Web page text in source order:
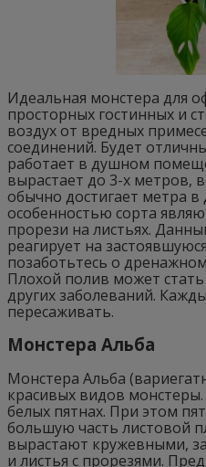
Идеальная монстера для
просторных гостинных и
воздух от вредных
соединений. Будет
работает в душном
вырастает до 3-х метров,
обычно достигает метра в
особенностью сорта
прорези на листьях.
реагирует на
позаботьтесь о
Плохой полив может
других заболеваний.
пересаживать.
Монстера Альба
Монстера Альба
красивых видов
белых пятнах. При этом
большую часть листовой
вырастают кружевными,
и листья с прорезями.